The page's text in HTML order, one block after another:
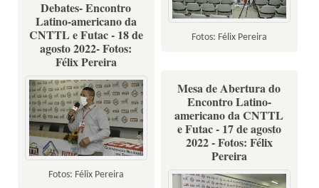
Fotos: Félix Pereira
Debates- Encontro
Latino-americano da
CNTTL e Futac - 18 de
agosto 2022- Fotos:
Félix Pereira
Fotos: Félix Pereira
Mesa de Abertura do
Encontro Latino-
americano da CNTTL
e Futac - 17 de agosto
2022 - Fotos: Félix
Pereira